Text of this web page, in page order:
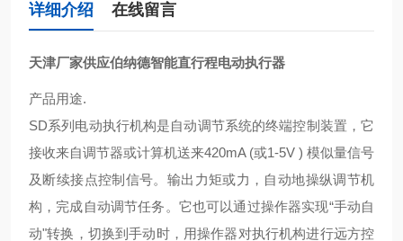
详细介绍 在线留言
天津厂家供应伯纳德智能直行程电动执行器
产品用途.
SD系列电动执行机构是自动调节系统的终端控制装置，它
接收来自调节器或计算机送来420mA (或1-5V ) 模似量信号
及断续接点控制信号。输出力矩或力，自动地操纵调节机
构，完成自动调节任务。它也可以通过操作器实现“手动自
动"转换，切换到手动时，用操作器对执行机构进行远方控